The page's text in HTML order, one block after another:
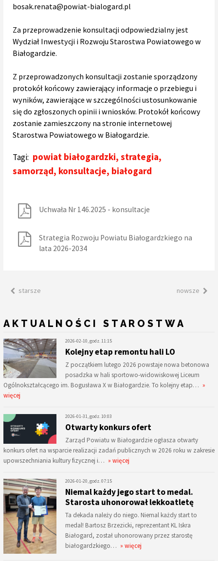
bosak.renata@powiat-bialogard.pl
Za przeprowadzenie konsultacji odpowiedzialny jest
Wydział Inwestycji i Rozwoju Starostwa Powiatowego w
Białogardzie.
Z przeprowadzonych konsultacji zostanie sporządzony
protokół końcowy zawierający informacje o przebiegu i
wyników, zawierające w szczególności ustosunkowanie
się do zgłoszonych opinii i wniosków. Protokół końcowy
zostanie zamieszczony na stronie internetowej
Starostwa Powiatowego w Białogardzie.
Tagi: powiat białogardzki, strategia,
samorząd, konsultacje, białogard
Uchwała Nr 146.2025 - konsultacje
Strategia Rozwoju Powiatu Białogardzkiego na
lata 2026-2034
starsze nowsze
AKTUALNOŚCI STAROSTWA
2026-02-10, godz. 11:15
Kolejny etap remontu hali LO
Z początkiem lutego 2026 powstaje nowa betonowa
posadzka w hali sportowo-widowiskowej Liceum
Ogólnokształcącego im. Bogusława X w Białogardzie. To kolejny etap… »
więcej
2026-01-31, godz. 10:03
Otwarty konkurs ofert
Zarząd Powiatu w Białogardzie ogłasza otwarty
konkurs ofert na wsparcie realizacji zadań publicznych w 2026 roku w zakresie
upowszechniania kultury fizycznej i… » więcej
2026-01-20, godz. 07:15
Niemal każdy jego start to medal.
Starosta uhonorował lekkoatletę
Ta dekada należy do niego. Niemal każdy start to
medal! Bartosz Brzezicki, reprezentant KL Iskra
Białogard, został uhonorowany przez starostę
białogardzkiego… » więcej